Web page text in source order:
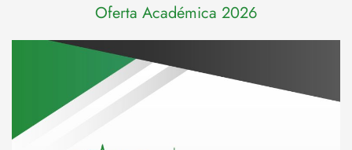
Oferta Académica 2026